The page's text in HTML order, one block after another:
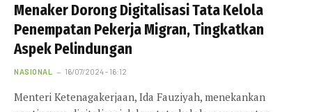
Menaker Dorong Digitalisasi Tata Kelola
Penempatan Pekerja Migran, Tingkatkan
Aspek Pelindungan
NASIONAL 16/07/2024 - 16:12
Menteri Ketenagakerjaan, Ida Fauziyah, menekankan